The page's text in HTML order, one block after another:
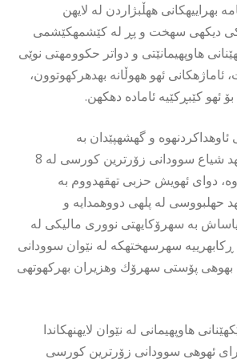
بهراییهكانی ههڵبژاردن له لایهن
دیكهی سهخت و پڕ له كێشمهكێشمی
هاوپهیمانێتی و دواتر حكوومهتی نوێی
ئهو ههوڵانه بهدهركهوتوون،
ئهو كێبڕكێیه ئاماده دهكهن.
ئاوهداكردنهوه و گهشهپێدان به
سهركردایهتی محهممهد شیاع سوودانی زۆرترین كورسی له 8
دوای ئهویش حزبی تهقهدووم به
حهلبووسی له پلهی دووهمدایه و
یاساش به سهرۆكایهتی نووری مالیكی له
ڕكابهرییه سهرسهختهكه له نێوان سوودانی
بهوهی پۆستی سهرۆك وهزیران بهركهوتهی
هاوپهیمانی له نێوان لایهنهكاندا
ئهوهی سوودانی زۆرترین كورسی